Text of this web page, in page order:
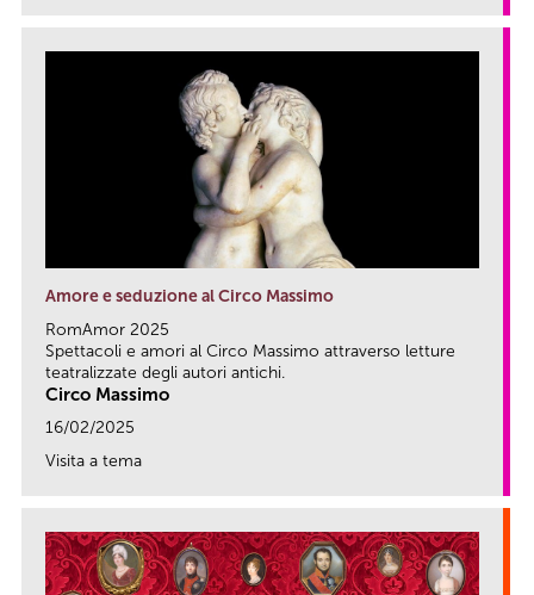
Amore e seduzione al Circo Massimo
RomAmor 2025
Spettacoli e amori al Circo Massimo attraverso letture
teatralizzate degli autori antichi.
Circo Massimo
16/02/2025
Visita a tema